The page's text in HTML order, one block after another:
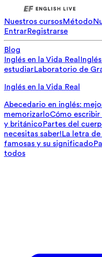
Nuestros cursosMétodo
EntrarRegistrarse
Blog
Inglés en la Vida Real
estudiarLaboratorio de
Inglés en la Vida Real
Abecedario en inglés:
memorizarloCómo
y británicoPartes del
necesitas saber!La letra de
famosas y su significado
todos